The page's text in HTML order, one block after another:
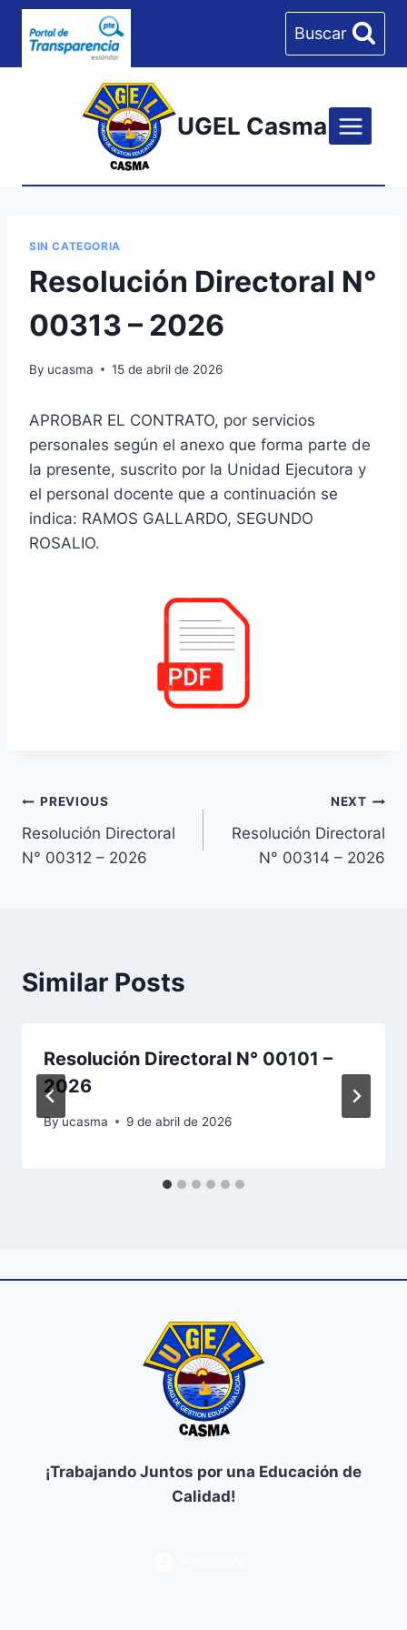
Skip
Buscar
UGEL Casma
SIN CATEGORIA
Resolución Directoral N°
00313 – 2026
By ucasma 15 de abril de 2026
APROBAR EL CONTRATO, por servicios
personales según el anexo que forma parte de
la presente, suscrito por la Unidad Ejecutora y
el personal docente que a continuación se
indica: RAMOS GALLARDO, SEGUNDO
ROSALIO.
Navegación
de
PREVIOUS
Resolución Directoral
N° 00312 – 2026
NEXT
Resolución Directoral
N° 00314 – 2026
Similar Posts
Resolución Directoral N° 00101 –
2026
Byucasma 9 de abril de 2026
¡Trabajando Juntos por una Educación de
Calidad!